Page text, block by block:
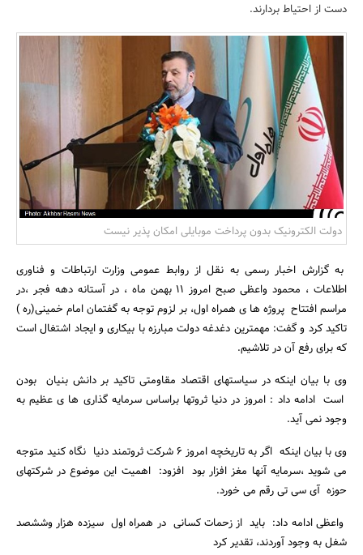
مسکن و ساختمان
دست از احتیاط بردارند.
دولت الکترونیک بدون پرداخت موبایلی امکان پذیر نیست
به گزارش اخبار رسمی به نقل از روابط عمومی وزارت ارتباطات و فناوری
اطلاعات ، محمود واعظی صبح امروز 11 بهمن ماه ، در آستانه دهه فجر ،در
مراسم افتتاح پروژه ها ی همراه اول، بر لزوم توجه به گفتمان امام خمینی(‌ره )
تاکید کرد و گفت: مهمترین دغدغه دولت مبارزه با بیکاری و ایجاد اشتغال است
که برای رفع آن در تلاشیم.
وی با بیان اینکه در سیاستهای اقتصاد مقاومتی تاکید بر دانش بنیان بودن
است ادامه داد : امروز در دنیا ثروتها براساس سرمایه گذاری ها ی عظیم به
وجود نمی آید.
وی با بیان اینکه اگر به تاریخچه امروز 6 شرکت ثروتمند دنیا نگاه کنید متوجه
می شوید ،‌سرمایه آنها مغز افزار بود افزود: اهمیت این موضوع در شرکتهای
حوزه آی سی تی رقم می خورد.
واعظی ادامه داد: باید از زحمات کسانی در همراه اول سیزده هزار وششصد
شغل به وجود آوردند، تقدیر کرد